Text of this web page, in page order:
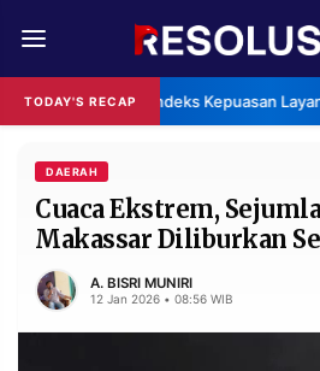
TODAY'S RECAPBPS: Indeks Kepuasan
REDAKSI TENTANG
RESOLUSI IKLAN
RUBRIKASI
EDITORIAL AKSARA
DAERAH
Cuaca Ekstrem,
Makassar Diliburkan
A. BISRI MUNIRI
12 Jan 2026 • 08:56 WIB